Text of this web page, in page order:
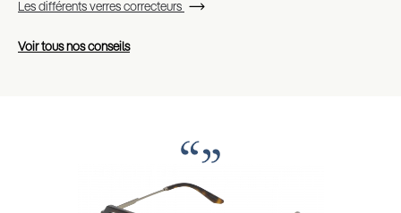
Les différents verres correcteurs
Voir tous nos conseils